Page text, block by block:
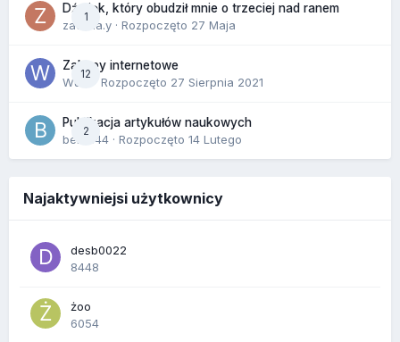
1
Dźwięk, który obudził mnie o trzeciej nad ranem
zackr.a.y · Rozpoczęto 27 Maja
12
Zakupy internetowe
Wula · Rozpoczęto 27 Sierpnia 2021
2
Publikacja artykułów naukowych
berus44 · Rozpoczęto 14 Lutego
Najaktywniejsi użytkownicy
desb0022
8448
żoo
6054